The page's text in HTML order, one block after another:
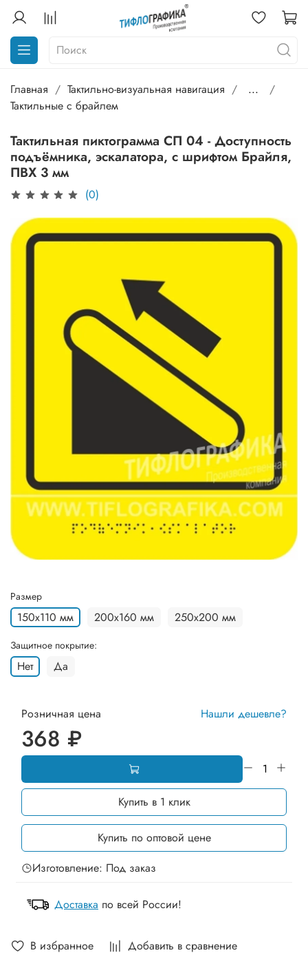
Главная Тактильно-визуальная навигация
...
Тактильные с брайлем
Тактильная пиктограмма СП 04 - Доступность
подъёмника, эскалатора, с шрифтом Брайля,
ПВХ 3 мм
(0)
В избранное Добавить в сравнение
Размер
150х110 мм 200х160 мм 250х200 мм
Защитное покрытие:
Нет Да
Розничная цена Нашли дешевле?
368 ₽
Купить в 1 клик
Купить по оптовой цене
Изготовление: Под заказ
Доставка по всей России!